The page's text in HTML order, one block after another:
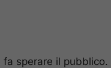
sperare il